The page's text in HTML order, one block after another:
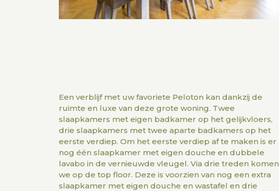
Een verblijf met uw favoriete Peloton kan dankzij de
ruimte en luxe van deze grote woning. Twee
slaapkamers met eigen badkamer op het gelijkvloers,
drie slaapkamers met twee aparte badkamers op het
eerste verdiep. Om het eerste verdiep af te maken is er
nog één slaapkamer met eigen douche en dubbele
lavabo in de vernieuwde vleugel. Via drie treden komen
we op de top floor. Deze is voorzien van nog een extra
slaapkamer met eigen douche en wastafel en drie